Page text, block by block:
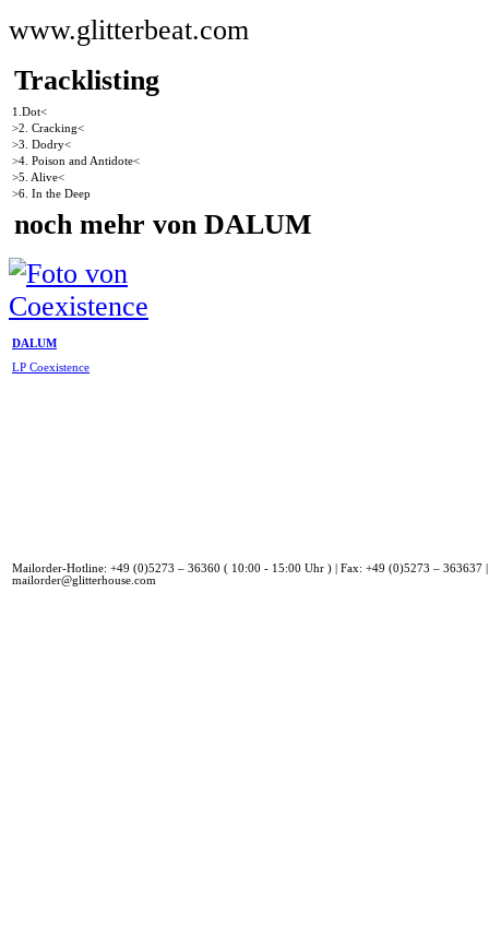
www.glitterbeat.com
Tracklisting
1.Dot<
>2. Cracking<
>3. Dodry<
>4. Poison and Antidote<
>5. Alive<
>6. In the Deep
noch mehr von DALUM
DALUM
LP Coexistence
Mailorder-Hotline: +49 (0)5273 – 36360 ( 10:00 - 15:00 Uhr ) | Fax: +49 (0)5273 – 363637
mailorder@glitterhouse.com